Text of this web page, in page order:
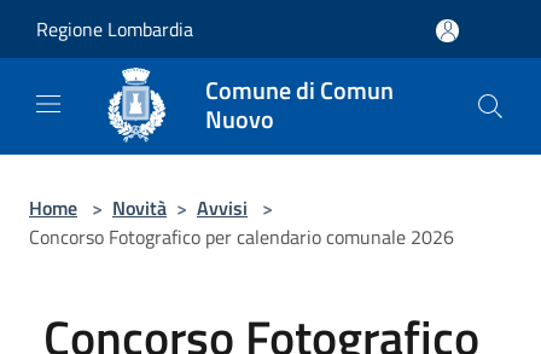
Regione Lombardia
Comune di Comun
Nuovo
Home > Novità > Avvisi >
Concorso Fotografico per calendario comunale 2026
Concorso Fotografico